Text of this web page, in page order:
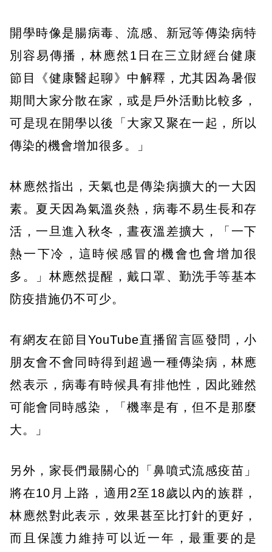
開學時像是腸病毒、流感、新冠等傳染病特
別容易傳播，林應然1日在三立財經台健康
節目《健康醫起聊》中解釋，尤其因為暑假
期間大家分散在家，或是戶外活動比較多，
可是現在開學以後「大家又聚在一起，所以
傳染的機會增加很多。」
林應然指出，天氣也是傳染病擴大的一大因
素。夏天因為氣溫炎熱，病毒不易生長和存
活，一旦進入秋冬，晝夜溫差擴大，「一下
熱一下冷，這時候感冒的機會也會增加很
多。」林應然提醒，戴口罩、勤洗手等基本
防疫措施仍不可少。
有網友在節目YouTube直播留言區發問，小
朋友會不會同時得到超過一種傳染病，林應
然表示，病毒有時候具有排他性，因此雖然
可能會同時感染，「機率是有，但不是那麼
大。」
另外，家長們最關心的「鼻噴式流感疫苗」
將在10月上路，適用2至18歲以內的族群，
林應然對此表示，效果甚至比打針的更好，
而且保護力維持可以近一年，最重要的是